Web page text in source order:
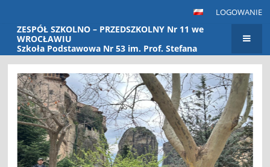
LOGOWANIE
ZESPÓŁ SZKOLNO – PRZEDSZKOLNY Nr 11 we
WROCŁAWIU
Szkoła Podstawowa Nr 53 im. Prof. Stefana
Banacha Przedszkole Nr 115
Strona
główna